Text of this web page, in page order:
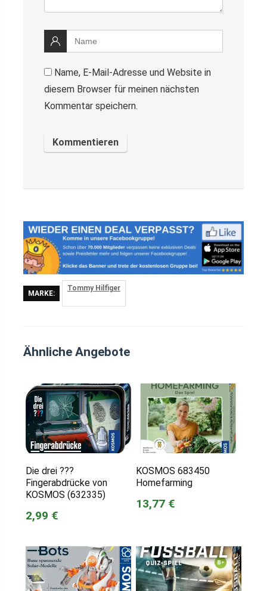
Name, E-Mail-Adresse und Website in
diesem Browser für meinen nächsten
Kommentar speichern.
MARKE:
Tommy Hilfiger
Ähnliche Angebote
Die drei ???
Fingerabdrücke von
KOSMOS (632335)
2,99 €
KOSMOS 683450
Homefarming
13,77 €